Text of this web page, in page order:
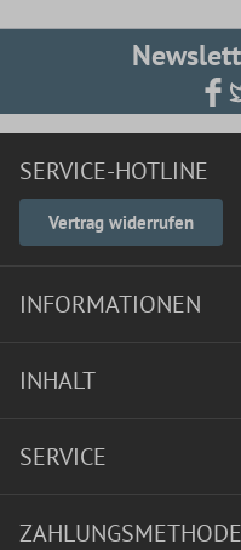
SERVICE-HOTLINE
Vertrag widerrufen
INFORMATIONEN
INHALT
SERVICE
ZAHLUNGSMETHODE